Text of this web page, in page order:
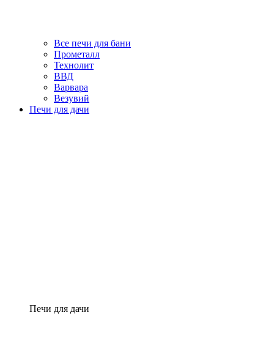
Все печи для бани
Прометалл
Технолит
ВВД
Варвара
Везувий
Печи для дачи
Печи для дачи